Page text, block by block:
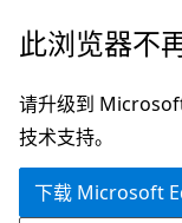
跳
主
要
内
此浏览器不
请升级到
技术支持。
下载 Microsoft